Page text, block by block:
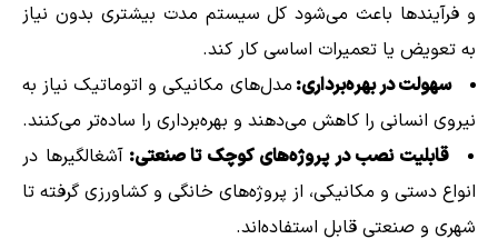
و فرآیندها باعث می‌شود کل سیستم مدت بیشتری بدون نیاز
به تعویض یا تعمیرات اساسی کار کند.
سهولت در بهره‌برداری: مدل‌های مکانیکی و اتوماتیک نیاز به
نیروی انسانی را کاهش می‌دهند و بهره‌برداری را ساده‌تر می‌کنند.
قابلیت نصب در پروژه‌های کوچک تا صنعتی:آشغالگیرها در
انواع دستی و مکانیکی، از پروژه‌های خانگی و کشاورزی گرفته تا
شهری و صنعتی قابل استفاده‌اند.